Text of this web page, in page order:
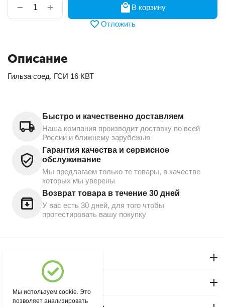
+
−
В корзину
Отложить
Описание
Гильза соед. ГСИ 16 КВТ
Быстро и качественно доставляем
Наша компания производит доставку по всей
России и ближнему зарубежью
Гарантия качества и сервисное
обслуживание
Мы предлагаем только те товары, в качестве
которых мы уверены
Возврат товара в течение 30 дней
У вас есть 30 дней, для того чтобы
протестировать вашу покупку
Магазин "Северный"
Мы используем cookie. Это
позволяет анализировать